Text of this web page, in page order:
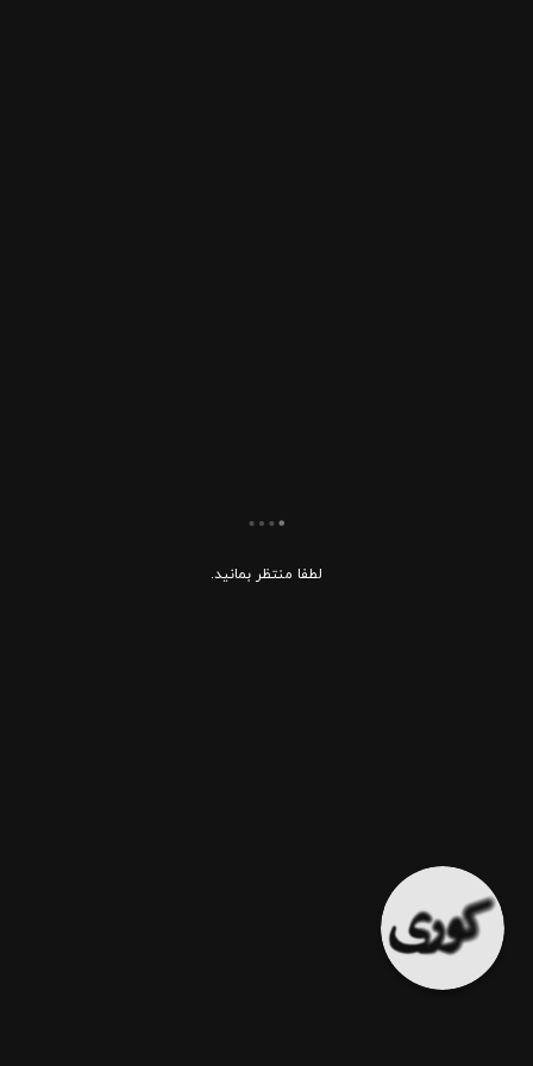
لطفا منتظر بمانید.